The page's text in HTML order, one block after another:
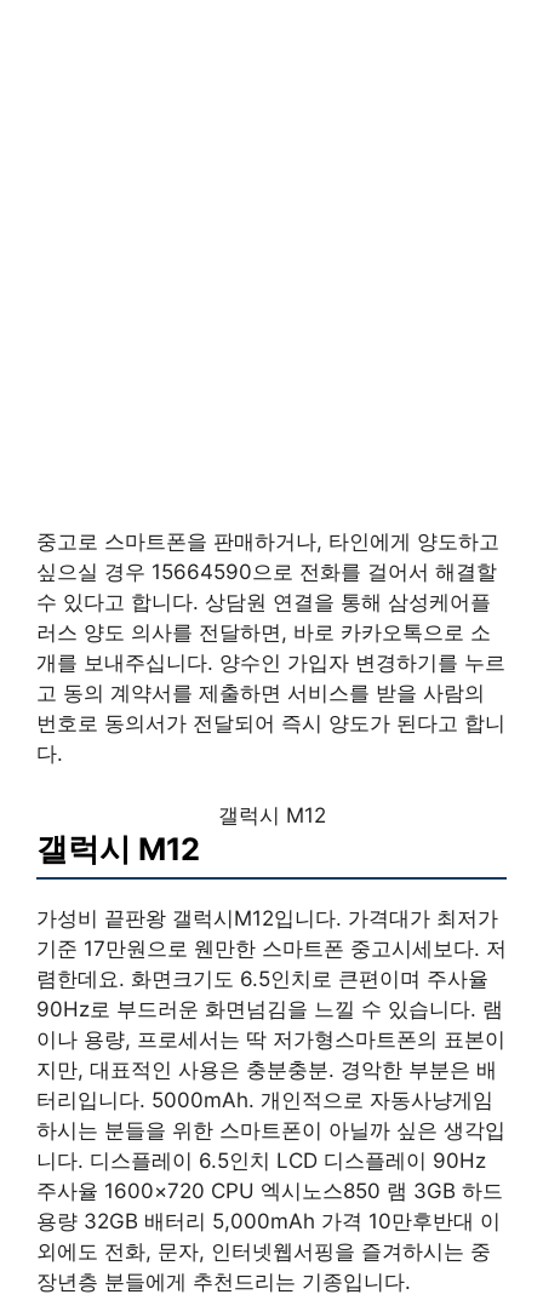
중고로 스마트폰을 판매하거나, 타인에게 양도하고
싶으실 경우 15664590으로 전화를 걸어서 해결할
수 있다고 합니다. 상담원 연결을 통해 삼성케어플
러스 양도 의사를 전달하면, 바로 카카오톡으로 소
개를 보내주십니다. 양수인 가입자 변경하기를 누르
고 동의 계약서를 제출하면 서비스를 받을 사람의
번호로 동의서가 전달되어 즉시 양도가 된다고 합니
다.
갤럭시 M12
갤럭시 M12
가성비 끝판왕 갤럭시M12입니다. 가격대가 최저가
기준 17만원으로 웬만한 스마트폰 중고시세보다. 저
렴한데요. 화면크기도 6.5인치로 큰편이며 주사율
90Hz로 부드러운 화면넘김을 느낄 수 있습니다. 램
이나 용량, 프로세서는 딱 저가형스마트폰의 표본이
지만, 대표적인 사용은 충분충분. 경악한 부분은 배
터리입니다. 5000mAh. 개인적으로 자동사냥게임
하시는 분들을 위한 스마트폰이 아닐까 싶은 생각입
니다. 디스플레이 6.5인치 LCD 디스플레이 90Hz
주사율 1600×720 CPU 엑시노스850 램 3GB 하드
용량 32GB 배터리 5,000mAh 가격 10만후반대 이
외에도 전화, 문자, 인터넷웹서핑을 즐겨하시는 중
장년층 분들에게 추천드리는 기종입니다.